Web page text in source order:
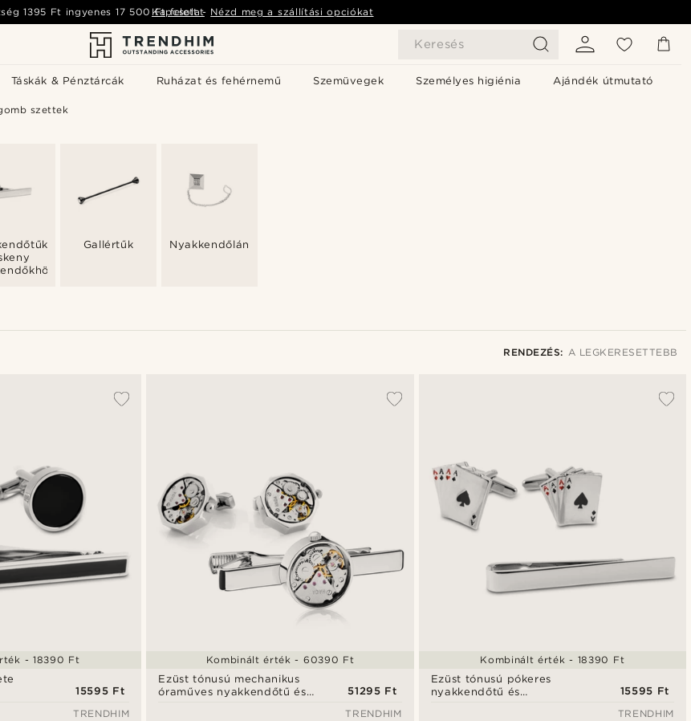
Keresés
Táskák & Pénztárcák Ruházat és fehérnemű Szemüvegek Személyes higiénia Ajándék útmutató
1395 Ft ingyenes 17 500 Ft felett- Nézd meg a szállítási opciókat
Kapcsolat
szettek
Gallértűk Nyakkendőláncok
RENDEZÉS: A LEGKERESETTEBB
15595 Ft
- 18390 Ft
TRENDHIM
Ezüst tónusú mechanikus
óraműves nyakkendőtű és
51295 Ft
Kombinált érték - 60390 Ft
TRENDHIM
Ezüst tónusú pókeres
nyakkendőtű és
15595 Ft
Kombinált érték - 18390 Ft
TRENDHIM